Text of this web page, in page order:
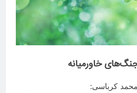
خاورمیانه
کرباسی: